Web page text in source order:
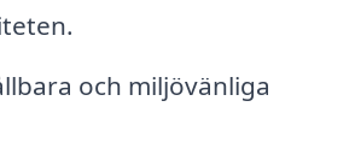
och miljövänliga